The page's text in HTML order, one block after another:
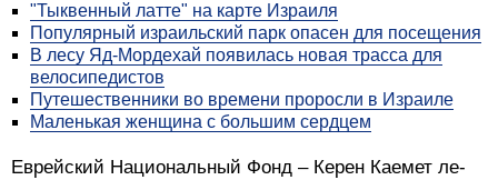
"Тыквенный латте" на карте Израиля
Популярный израильский парк опасен для посещения
В лесу Яд-Мордехай появилась новая трасса для
велосипедистов
Путешественники во времени проросли в Израиле
Маленькая женщина с большим сердцем
Еврейский Национальный Фонд – Керен Каемет ле-